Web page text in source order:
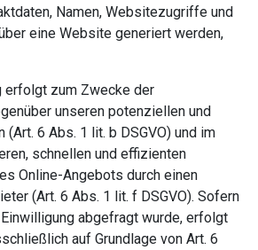
Namen, Websitezugriffe und
eine Website generiert werden,
erfolgt zum Zwecke der
unseren potenziellen und
(Art. 6 Abs. 1 lit. b DSGVO) und im
schnellen und effizienten
Online-Angebots durch einen
(Art. 6 Abs. 1 lit. f DSGVO). Sofern
abgefragt wurde, erfolgt
auf Grundlage von Art. 6